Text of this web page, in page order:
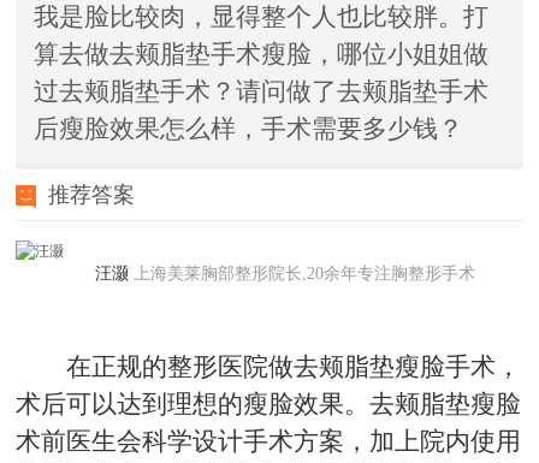
我是脸比较肉，显得整个人也比较胖。打
算去做去颊脂垫手术瘦脸，哪位小姐姐做
过去颊脂垫手术？请问做了去颊脂垫手术
后瘦脸效果怎么样，手术需要多少钱？
推荐答案
汪灏 上海美莱胸部整形院长,20余年专注胸整形手术
在正规的整形医院做去颊脂垫瘦脸手术，
术后可以达到理想的瘦脸效果。去颊脂垫瘦脸
术前医生会科学设计手术方案，加上院内使用